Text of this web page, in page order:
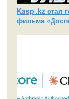
Kaspi.kz стал
фильма